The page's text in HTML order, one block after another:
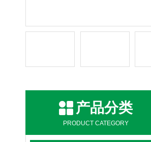
产品分类
PRODUCT CATEGORY